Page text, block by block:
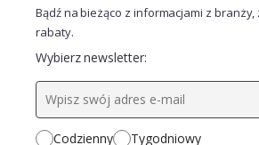
Bądź na bieżąco z informacjami z
rabaty.
Wybierz newsletter:
Codzienny Tygodniowy